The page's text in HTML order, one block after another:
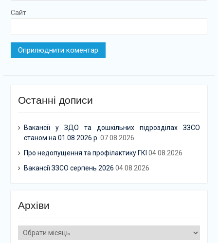
Сайт
Останні дописи
Вакансії у ЗДО та дошкільних підрозділах ЗЗСО
станом на 01.08.2026 р. 07.08.2026
Про недопущення та профілактику ГКІ 04.08.2026
Вакансії ЗЗСО серпень 2026 04.08.2026
Архіви
Архіви